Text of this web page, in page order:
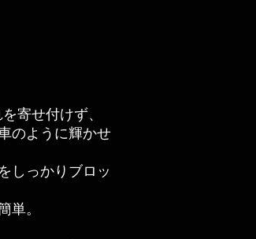
寄せ付けず、
のように輝かせ
しっかりブロッ
単。